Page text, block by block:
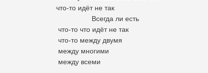
что-то идёт не так
Всегда ли есть
что-то что идёт не так
что-то между двумя
между многими
между всеми